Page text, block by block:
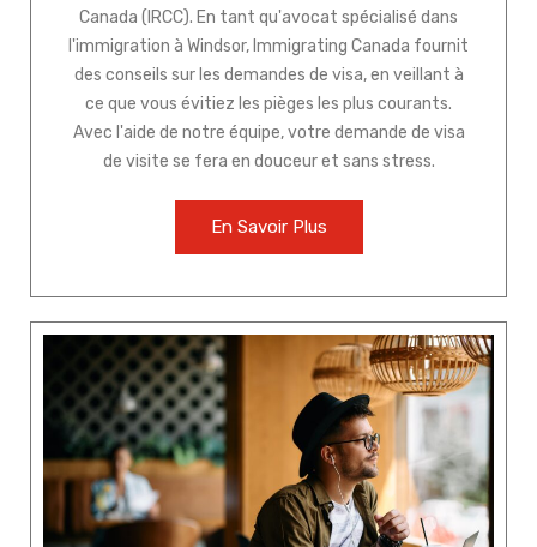
Canada (IRCC). En tant qu'avocat spécialisé dans
l'immigration à Windsor, Immigrating Canada fournit
des conseils sur les demandes de visa, en veillant à
ce que vous évitiez les pièges les plus courants.
Avec l'aide de notre équipe, votre demande de visa
de visite se fera en douceur et sans stress.
En Savoir Plus